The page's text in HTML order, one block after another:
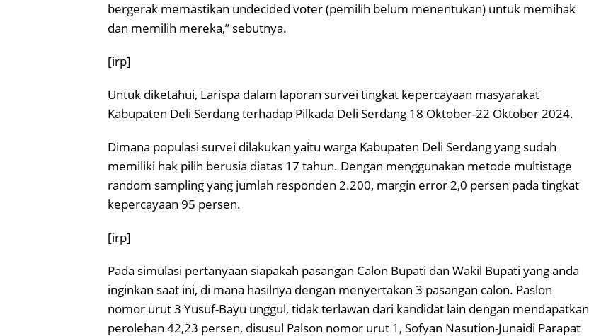
bergerak memastikan undecided voter (pemilih belum menentukan) untuk memihak
dan memilih mereka,” sebutnya.
[irp]
Untuk diketahui, Larispa dalam laporan survei tingkat kepercayaan masyarakat
Kabupaten Deli Serdang terhadap Pilkada Deli Serdang 18 Oktober-22 Oktober 2024.
Dimana populasi survei dilakukan yaitu warga Kabupaten Deli Serdang yang sudah
memiliki hak pilih berusia diatas 17 tahun. Dengan menggunakan metode multistage
random sampling yang jumlah responden 2.200, margin error 2,0 persen pada tingkat
kepercayaan 95 persen.
[irp]
Pada simulasi pertanyaan siapakah pasangan Calon Bupati dan Wakil Bupati yang anda
inginkan saat ini, di mana hasilnya dengan menyertakan 3 pasangan calon. Paslon
nomor urut 3 Yusuf-Bayu unggul, tidak terlawan dari kandidat lain dengan mendapatkan
perolehan 42,23 persen, disusul Palson nomor urut 1, Sofyan Nasution-Junaidi Parapat